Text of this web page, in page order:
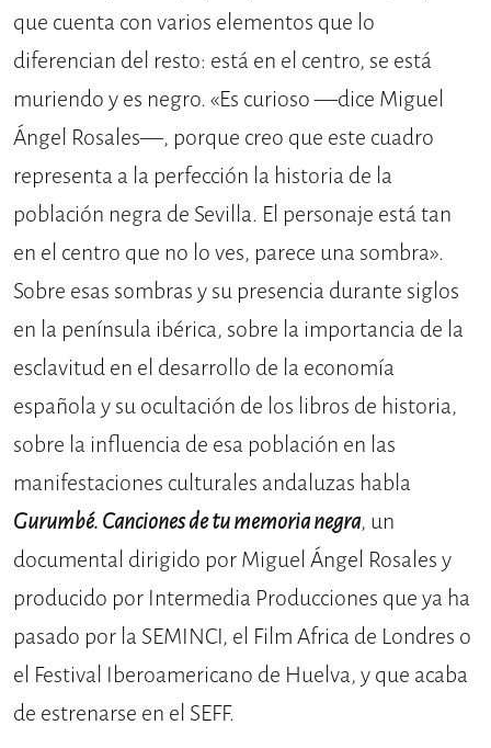
que cuenta con varios elementos que lo
diferencian del resto: está en el centro, se está
muriendo y es negro. «Es curioso —dice Miguel
Ángel Rosales—, porque creo que este cuadro
representa a la perfección la historia de la
población negra de Sevilla. El personaje está tan
en el centro que no lo ves, parece una sombra».
Sobre esas sombras y su presencia durante siglos
en la península ibérica, sobre la importancia de la
esclavitud en el desarrollo de la economía
española y su ocultación de los libros de historia,
sobre la influencia de esa población en las
manifestaciones culturales andaluzas habla
Gurumbé. Canciones de tu memoria negra, un
documental dirigido por Miguel Ángel Rosales y
producido por Intermedia Producciones que ya ha
pasado por la SEMINCI, el Film Africa de Londres o
el Festival Iberoamericano de Huelva, y que acaba
de estrenarse en el SEFF.